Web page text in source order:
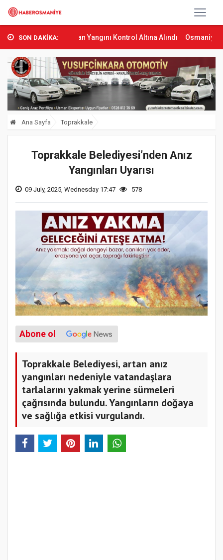
SON DAKİKA:
Orman Yangını Kontrol Altına Alındı Osmaniye’de Tren
Ana Sayfa Toprakkale
Toprakkale Belediyesi’nden Anız
Yangınları Uyarısı
09 July, 2025, Wednesday 17:47 578
Abone ol
Toprakkale Belediyesi, artan anız
yangınları nedeniyle vatandaşlara
tarlalarını yakmak yerine sürmeleri
çağrısında bulundu. Yangınların doğaya
ve sağlığa etkisi vurgulandı.